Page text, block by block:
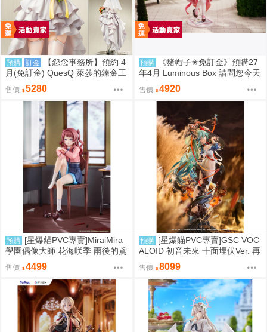
預購 訂金
【怨念事務所】預約 4
月(免訂金) QuesQ 萊莎的鍊金工
房 萊莎琳 斯托特 婚紗禮服Ver 1/
7 1025
售價 5280
預購
《豬帽子✬免訂金》預購27
年4月 Luminous Box 請問您今天
要來點兔子嗎？ 心愛 禮服Ver 1/
7 0906
售價 4920
預購 [星爆貓PVC專賣]MiraiMira
學園偶像大師 花海咲季 雨後的鳶
尾花 特訓前Ver. 1/7 預計2027/07
到貨
售價 4499
預購 [星爆貓PVC專賣]GSC VOC
ALOID 初音未來 十面埋伏Ver. 再
版 預計2027/10到貨
售價 8099